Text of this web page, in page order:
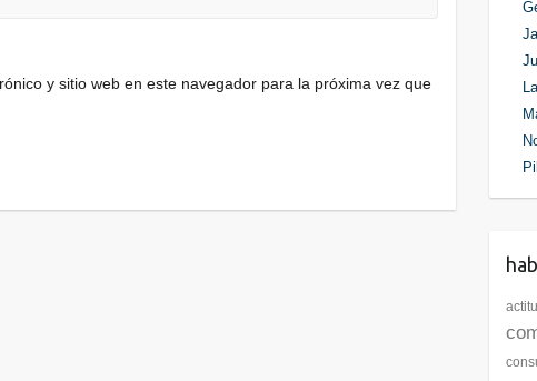
y sitio web en este navegador para la próxima vez que